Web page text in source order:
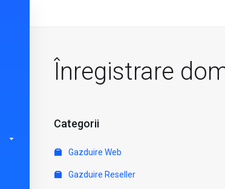
Înregistrare
Categorii
Gazduire Web
Gazduire Reseller